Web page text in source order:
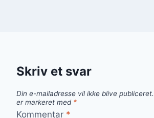
Skriv et svar
Din e-mailadresse vil ikke blive publiceret.
er markeret med *
Kommentar *